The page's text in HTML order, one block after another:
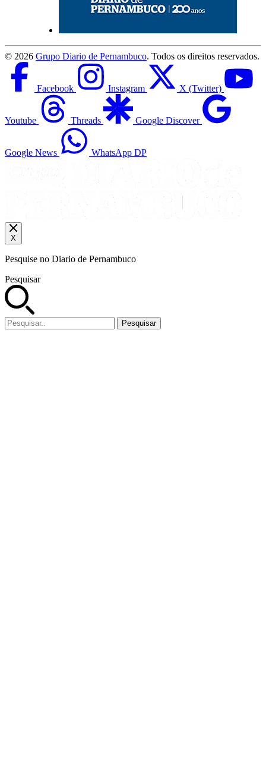
© 2026 Grupo Diario de Pernambuco. Todos os direitos reservados.
Facebook Instagram X (Twitter)
Youtube Threads Google Discover
Google News WhatsApp DP
X
Pesquise no Diario de Pernambuco
Pesquisar
Pesquisar